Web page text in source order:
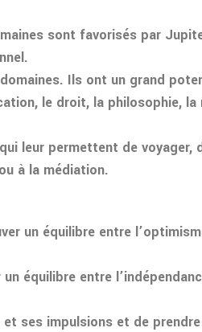
sont favorisés par
Ils ont un grand
le droit, la philosophie, la
leur permettent de voyager,
à la médiation.
un équilibre entre
équilibre entre
ses impulsions et de